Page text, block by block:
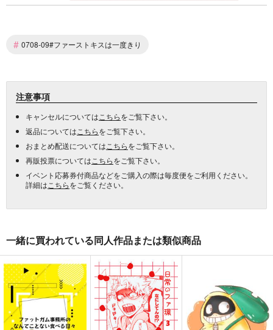
# 0708-09#ファーストキスは一度きり
注意事項
キャンセルについては こちらをご覧下さい。
返品については こちらをご覧下さい。
おまとめ配送については こちらをご覧下さい。
再販投票については こちらをご覧下さい。
イベント応募券付商品などをご購入の際は毎度便をご利用ください。
詳細は こちらをご覧ください。
一緒に買われている同人作品または類似商品